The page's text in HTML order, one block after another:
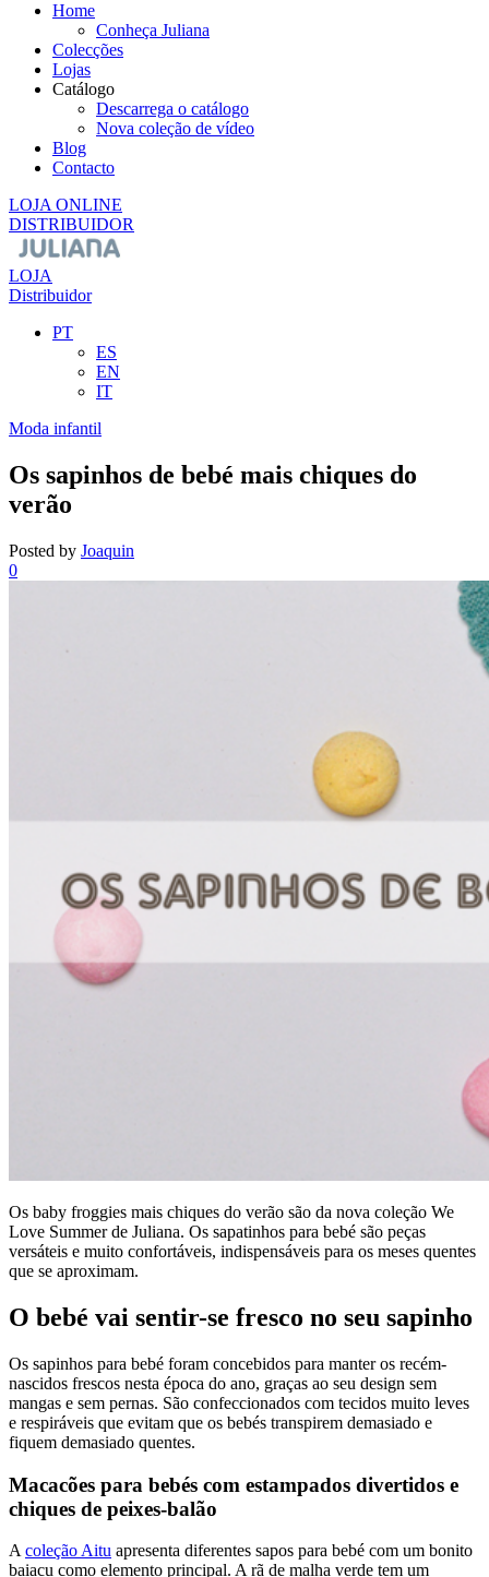
Home
Conheça Juliana
Colecções
Lojas
Catálogo
Descarrega o catálogo
Nova coleção de vídeo
Blog
Contacto
LOJA ONLINE
DISTRIBUIDOR
LOJA
Distribuidor
PT
ES
EN
IT
Moda infantil
Os sapinhos de bebé mais chiques do
verão
Posted by Joaquin
0
Os baby froggies mais chiques do verão são da nova coleção We
Love Summer de Juliana. Os sapatinhos para bebé são peças
versáteis e muito confortáveis, indispensáveis para os meses quentes
que se aproximam.
O bebé vai sentir-se fresco no seu sapinho
Os sapinhos para bebé foram concebidos para manter os recém-
nascidos frescos nesta época do ano, graças ao seu design sem
mangas e sem pernas. São confeccionados com tecidos muito leves
e respiráveis que evitam que os bebés transpirem demasiado e
fiquem demasiado quentes.
Macacões para bebés com estampados divertidos e
chiques de peixes-balão
A coleção Aitu apresenta diferentes sapos para bebé com um bonito
baiacu como elemento principal. A rã de malha verde tem um